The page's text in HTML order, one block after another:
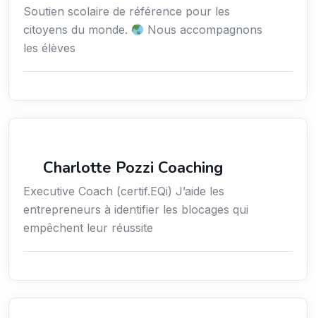
Soutien scolaire de référence pour les
citoyens du monde.
Nous accompagnons
les élèves
Charlotte Pozzi Coaching
Executive Coach (certif.EQi) J’aide les
entrepreneurs à identifier les blocages qui
empêchent leur réussite